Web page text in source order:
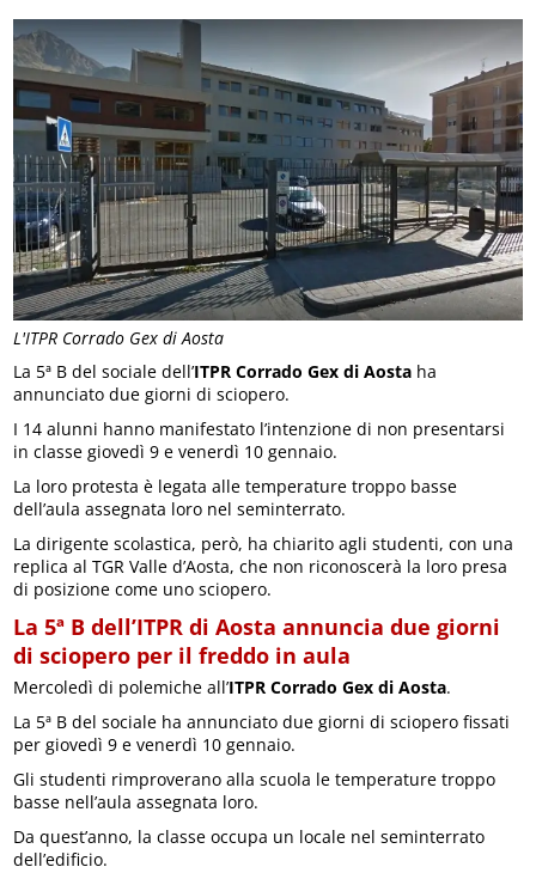
L'ITPR Corrado Gex di Aosta
La 5ª B del sociale dell’ITPR Corrado Gex di Aosta ha
annunciato due giorni di sciopero.
I 14 alunni hanno manifestato l’intenzione di non presentarsi
in classe giovedì 9 e venerdì 10 gennaio.
La loro protesta è legata alle temperature troppo basse
dell’aula assegnata loro nel seminterrato.
La dirigente scolastica, però, ha chiarito agli studenti, con una
replica al TGR Valle d’Aosta, che non riconoscerà la loro presa
di posizione come uno sciopero.
La 5ª B dell’ITPR di Aosta annuncia due giorni
di sciopero per il freddo in aula
Mercoledì di polemiche all’ITPR Corrado Gex di Aosta.
La 5ª B del sociale ha annunciato due giorni di sciopero fissati
per giovedì 9 e venerdì 10 gennaio.
Gli studenti rimproverano alla scuola le temperature troppo
basse nell’aula assegnata loro.
Da quest’anno, la classe occupa un locale nel seminterrato
dell’edificio.